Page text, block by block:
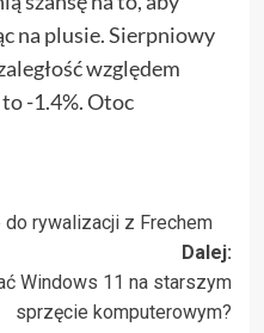
na plusie. Sierpniowy
względem
-1.4%. Otoc
do rywalizacji z Frechem
Dalej:
Windows 11 na starszym
sprzęcie komputerowym?